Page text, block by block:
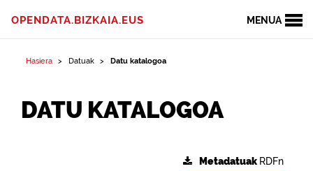
MENUA
OPENDATA.BIZKAIA.EUS
Hasiera Datuak Datu katalogoa
DATU KATALOGOA
Metadatuak RDFn